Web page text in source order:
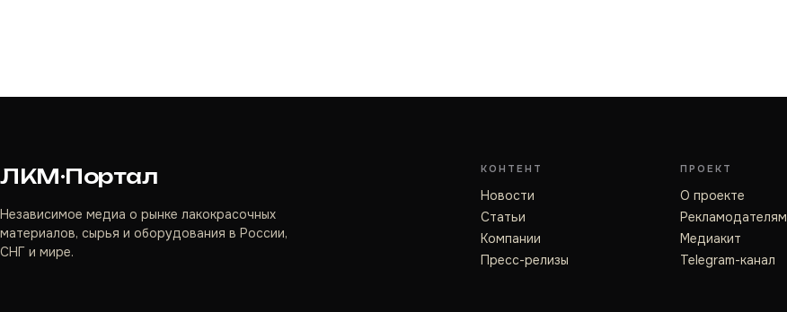
ЛКМ·Портал
Независимое медиа о рынке лакокрасочных
материалов, сырья и оборудования в России,
СНГ и мире.
КОНТЕНТ
Новости
Статьи
Компании
Пресс-релизы
ПРОЕКТ
О проекте
Рекламодателям
Медиакит
Telegram-канал